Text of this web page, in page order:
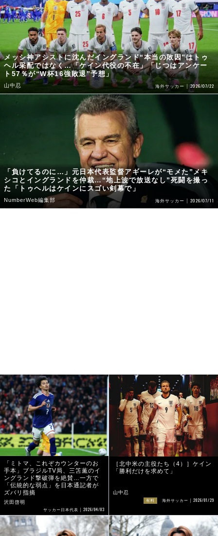
メッシ神アシストに沈んだイングランド“本当の敗因”はトゥ
ヘル采配ではなく…「ケイン代役の不在」「じつはアンケー
ト57％が“W杯16強敗退”予想」
山中忍 海外サッカー 2026/07/22
「負けてるのに…」元日本代表監督アギーレが“モメた”メキ
シコとイングランドを仲裁…“地上波で放送なし”死闘を撮っ
た「トゥヘルはケインにスゴい剣幕で」
NumberWeb編集部 海外サッカー 2026/07/11
「ミトマ、これぞカウンターのお
手本」ブラジルTV局、三笘薫のイ
ングランド撃破弾を絶賛…一方で
「伝統的な弱点」を日本通記者が
ズバリ指摘
沢田啓明
サッカー日本代表 2026/04/03
［北中米の主役たち（4）］ケイン
「勝利だけを求めて」
山中忍
有料 海外サッカー 2026/01/29